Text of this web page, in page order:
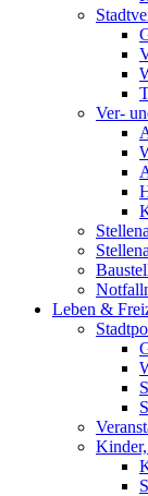
Ver-
Leben &